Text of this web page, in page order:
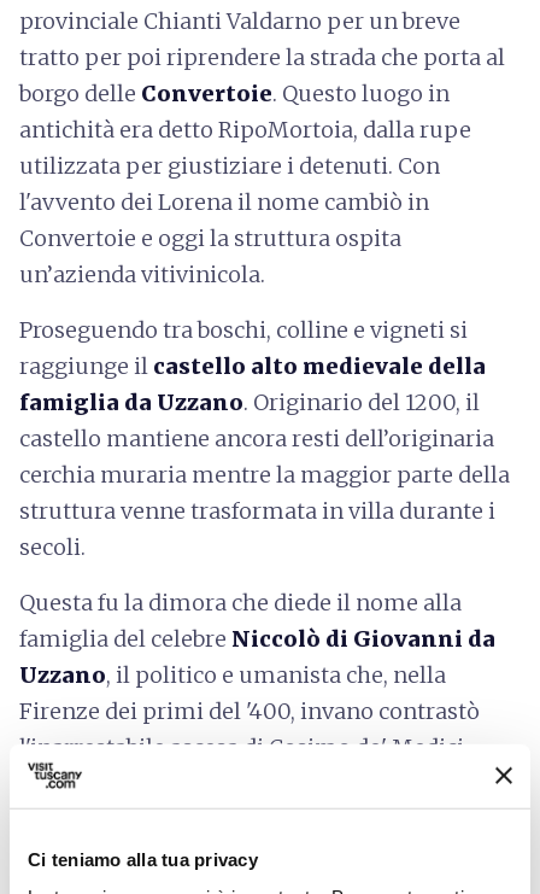
Ci teniamo alla tua privacy
provinciale Chianti Valdarno per un breve
tratto per poi riprendere la strada che porta al
borgo delle Convertoie. Questo luogo in
antichità era detto RipoMortoia, dalla rupe
utilizzata per giustiziare i detenuti. Con
l'avvento dei Lorena il nome cambiò in
Convertoie e oggi la struttura ospita
un’azienda vitivinicola.
Proseguendo tra boschi, colline e vigneti si
raggiunge il castello alto medievale della
famiglia da Uzzano. Originario del 1200, il
castello mantiene ancora resti dell’originaria
cerchia muraria mentre la maggior parte della
struttura venne trasformata in villa durante i
secoli.
Questa fu la dimora che diede il nome alla
famiglia del celebre Niccolò di Giovanni da
Uzzano, il politico e umanista che, nella
Firenze dei primi del '400, invano contrastò
l'inarrestabile ascesa di Cosimo de' Medici.
L'ultimo tratto del sentiero segue il percorso
Valdarno.